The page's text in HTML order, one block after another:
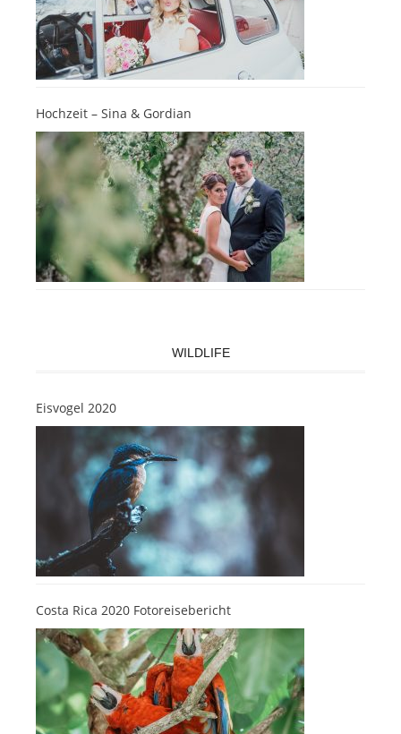
Hochzeit – Sina & Gordian
WILDLIFE
Eisvogel 2020
Costa Rica 2020 Fotoreisebericht